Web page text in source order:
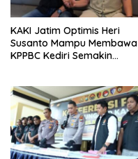
KAKI Jatim Optimis Heri
Susanto Mampu Membawa
KPPBC Kediri Semakin